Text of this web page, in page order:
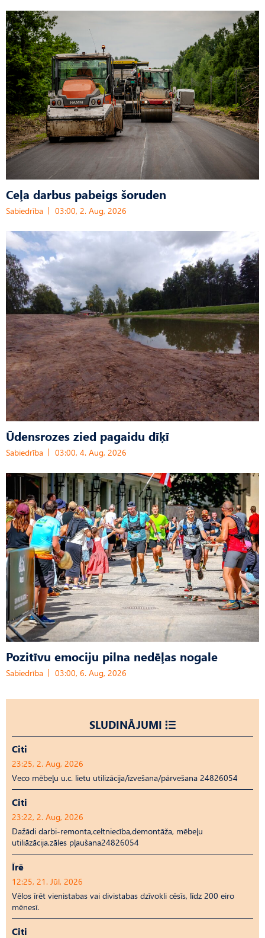
Ceļa darbus pabeigs šoruden
Sabiedrība 03:00, 2. Aug, 2026
Ūdensrozes zied pagaidu dīķī
Sabiedrība 03:00, 4. Aug, 2026
Pozitīvu emociju pilna nedēļas nogale
Sabiedrība 03:00, 6. Aug, 2026
SLUDINĀJUMI
Citi
23:25, 2. Aug, 2026
Veco mēbeļu u.c. lietu utilizācija/izvešana/pārvešana 24826054
Citi
23:22, 2. Aug, 2026
Dažādi darbi-remonta,celtniecība,demontāža, mēbeļu
utiliāzācija,zāles pļaušana24826054
Īrē
12:25, 21. Jūl, 2026
Vēlos īrēt vienistabas vai divistabas dzīvokli cēsīs, līdz 200 eiro
mēnesī.
Citi